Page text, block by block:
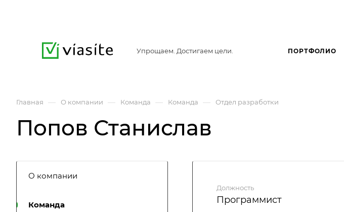
Упрощаем. Достигаем цели. ПОРТФОЛИО
Главная — О компании — Команда — Команда — Отдел разработки
Попов Станислав
Должность
Программист
О компании
Команда